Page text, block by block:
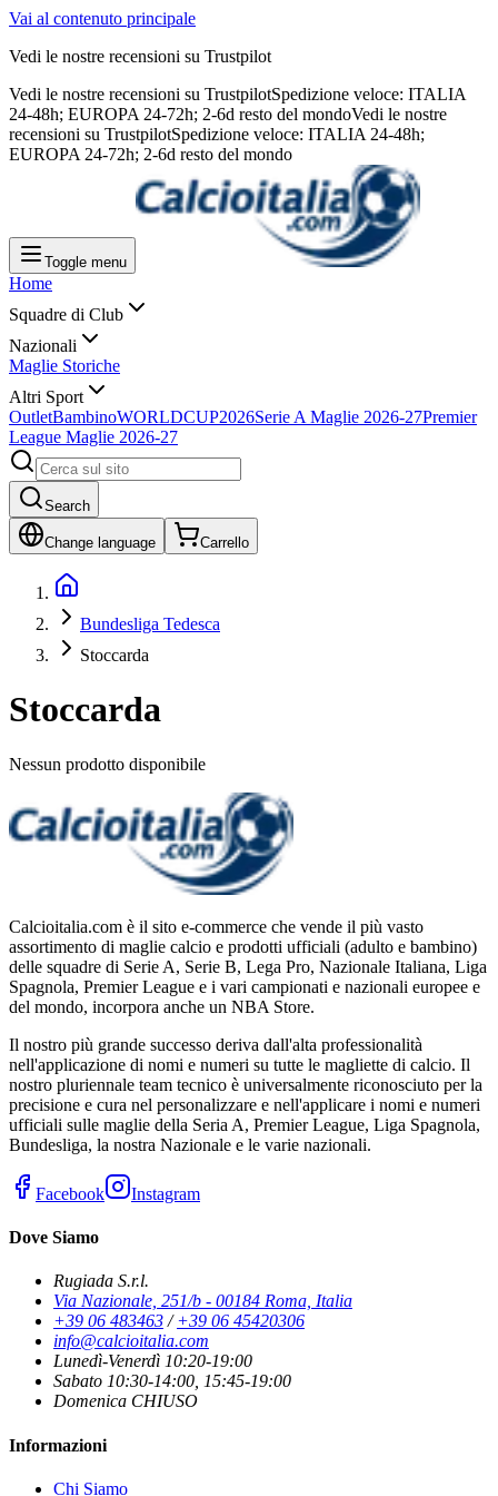
Vai al contenuto principale
Vedi le nostre recensioni su Trustpilot
Vedi le nostre recensioni su TrustpilotSpedizione veloce: ITALIA
24-48h; EUROPA 24-72h; 2-6d resto del mondoVedi le nostre
recensioni su TrustpilotSpedizione veloce: ITALIA 24-48h;
EUROPA 24-72h; 2-6d resto del mondo
Toggle menu
Home
Squadre di Club
Nazionali
Maglie Storiche
Altri Sport
OutletBambinoWORLDCUP2026Serie A Maglie 2026-27Premier
League Maglie 2026-27
Search
Change language Carrello
Bundesliga Tedesca
Stoccarda
Stoccarda
Nessun prodotto disponibile
Calcioitalia.com è il sito e-commerce che vende il più vasto
assortimento di maglie calcio e prodotti ufficiali (adulto e bambino)
delle squadre di Serie A, Serie B, Lega Pro, Nazionale Italiana, Liga
Spagnola, Premier League e i vari campionati e nazionali europee e
del mondo, incorpora anche un NBA Store.
Il nostro più grande successo deriva dall'alta professionalità
nell'applicazione di nomi e numeri su tutte le magliette di calcio. Il
nostro pluriennale team tecnico è universalmente riconosciuto per la
precisione e cura nel personalizzare e nell'applicare i nomi e numeri
ufficiali sulle maglie della Seria A, Premier League, Liga Spagnola,
Bundesliga, la nostra Nazionale e le varie nazionali.
Facebook Instagram
Dove Siamo
Rugiada S.r.l.
Via Nazionale, 251/b - 00184 Roma, Italia
+39 06 483463/+39 06 45420306
info@calcioitalia.com
Lunedì-Venerdì 10:20-19:00
Sabato 10:30-14:00, 15:45-19:00
Domenica CHIUSO
Informazioni
Chi Siamo